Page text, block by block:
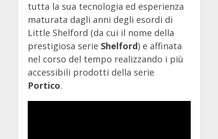
tutta la sua tecnologia ed esperienza
maturata dagli anni degli esordi di
Little Shelford (da cui il nome della
prestigiosa serie Shelford) e affinata
nel corso del tempo realizzando i più
accessibili prodotti della serie
Portico.